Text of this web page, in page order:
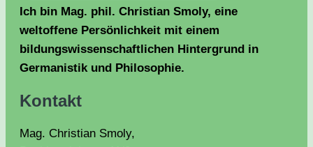
Ich bin Mag. phil. Christian Smoly, eine
weltoffene Persönlichkeit mit einem
bildungswissenschaftlichen Hintergrund in
Germanistik und Philosophie.
Kontakt
Mag. Christian Smoly,